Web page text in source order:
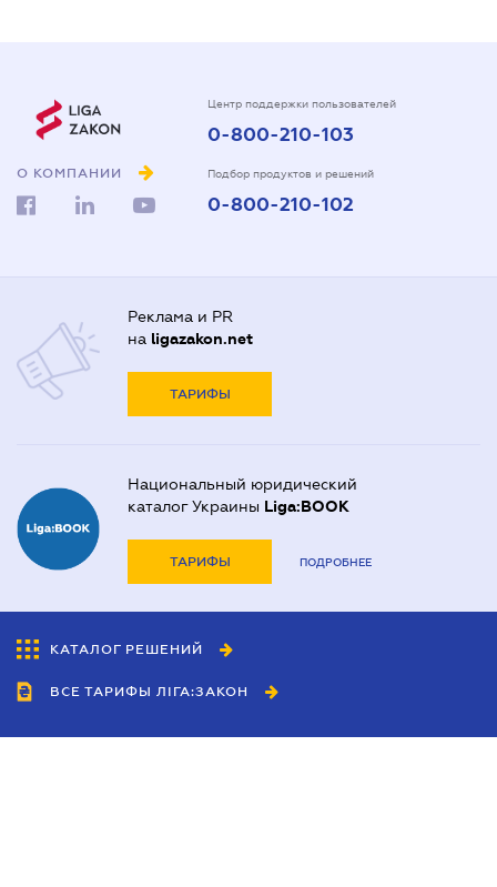
О КОМПАНИИ
Центр поддержки пользователей
0-800-210-103
Подбор продуктов и решений
0-800-210-102
Реклама и PR
на ligazakon.net
ТАРИФЫ
Национальный юридический
каталог Украины Liga:BOOK
ТАРИФЫ ПОДРОБНЕЕ
КАТАЛОГ РЕШЕНИЙ
ВСЕ ТАРИФЫ ЛІГА:ЗАКОН